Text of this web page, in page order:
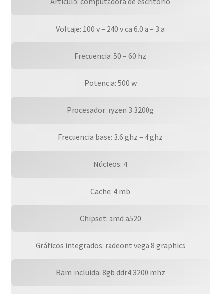
Inalambricos
Win
Mes
Prueba)
Voltaje: 100 v – 240 v ca 6.0 a – 3 a
Frecuencia: 50 – 60 hz
Potencia: 500 w
Procesador: ryzen 3 3200g
Frecuencia base: 3.6 ghz – 4 ghz
Núcleos: 4
Cache: 4 mb
Chipset: amd a520
Gráficos integrados: radeont vega 8 graphics
Ram incluida: 8gb ddr4 3200 mhz